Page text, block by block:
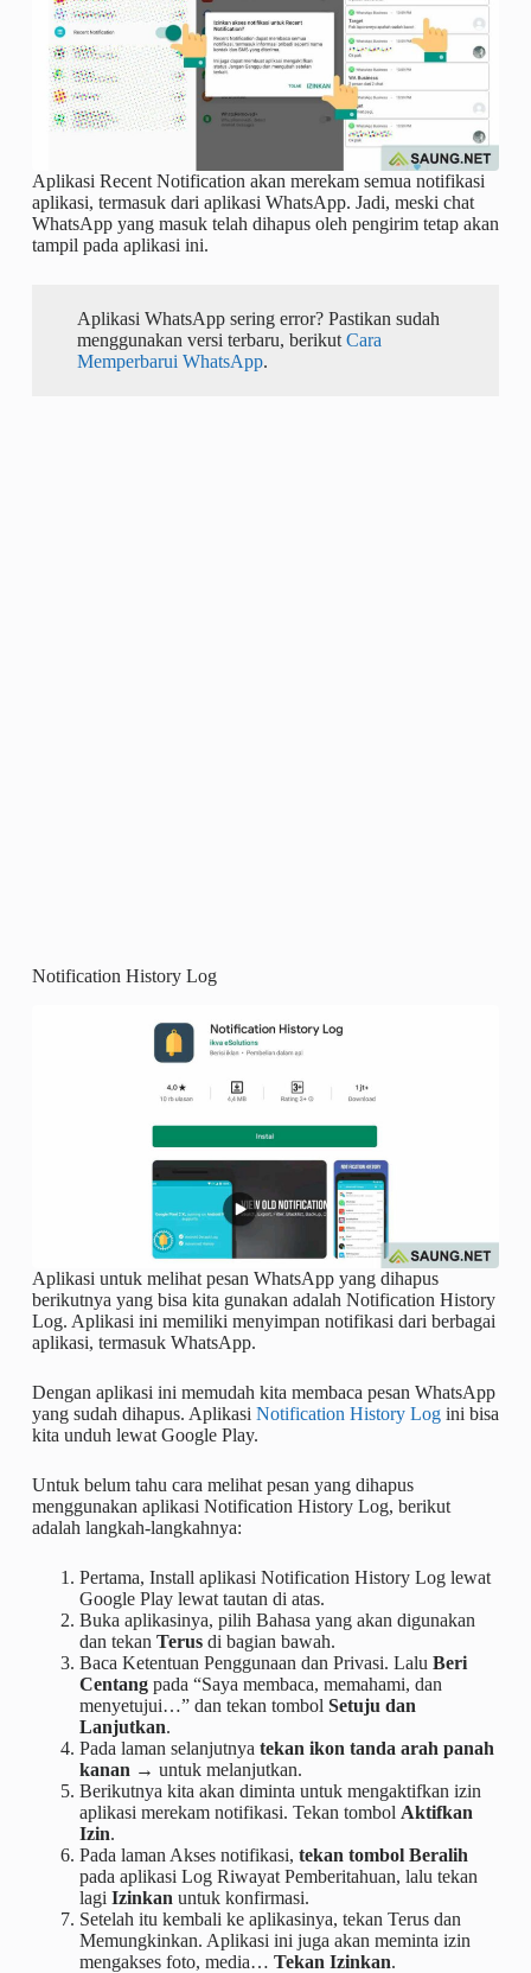
Aplikasi Recent Notification akan merekam semua notifikasi
aplikasi, termasuk dari aplikasi WhatsApp. Jadi, meski chat
WhatsApp yang masuk telah dihapus oleh pengirim tetap akan
tampil pada aplikasi ini.
Aplikasi WhatsApp sering error? Pastikan sudah
menggunakan versi terbaru, berikut Cara
Memperbarui WhatsApp.
Notification History Log
Aplikasi untuk melihat pesan WhatsApp yang dihapus
berikutnya yang bisa kita gunakan adalah Notification History
Log. Aplikasi ini memiliki menyimpan notifikasi dari berbagai
aplikasi, termasuk WhatsApp.
Dengan aplikasi ini memudah kita membaca pesan WhatsApp
yang sudah dihapus. Aplikasi Notification History Logini bisa
kita unduh lewat Google Play.
Untuk belum tahu cara melihat pesan yang dihapus
menggunakan aplikasi Notification History Log, berikut
adalah langkah-langkahnya:
Pertama, Install aplikasi Notification History Log lewat
Google Play lewat tautan di atas.
Buka aplikasinya, pilih Bahasa yang akan digunakan
dan tekan Terusdi bagian bawah.
Baca Ketentuan Penggunaan dan Privasi. Lalu Beri
Centangpada “Saya membaca, memahami, dan
menyetujui…” dan tekan tombol Setuju dan
Lanjutkan.
Pada laman selanjutnya tekan ikon tanda arah panah
kanan → untuk melanjutkan.
Berikutnya kita akan diminta untuk mengaktifkan izin
aplikasi merekam notifikasi. Tekan tombol Aktifkan
Izin.
Pada laman Akses notifikasi, tekan tombol Beralih
pada aplikasi Log Riwayat Pemberitahuan, lalu tekan
lagi Izinkan untuk konfirmasi.
Setelah itu kembali ke aplikasinya, tekan Terus dan
Memungkinkan. Aplikasi ini juga akan meminta izin
mengakses foto, media… Tekan Izinkan.